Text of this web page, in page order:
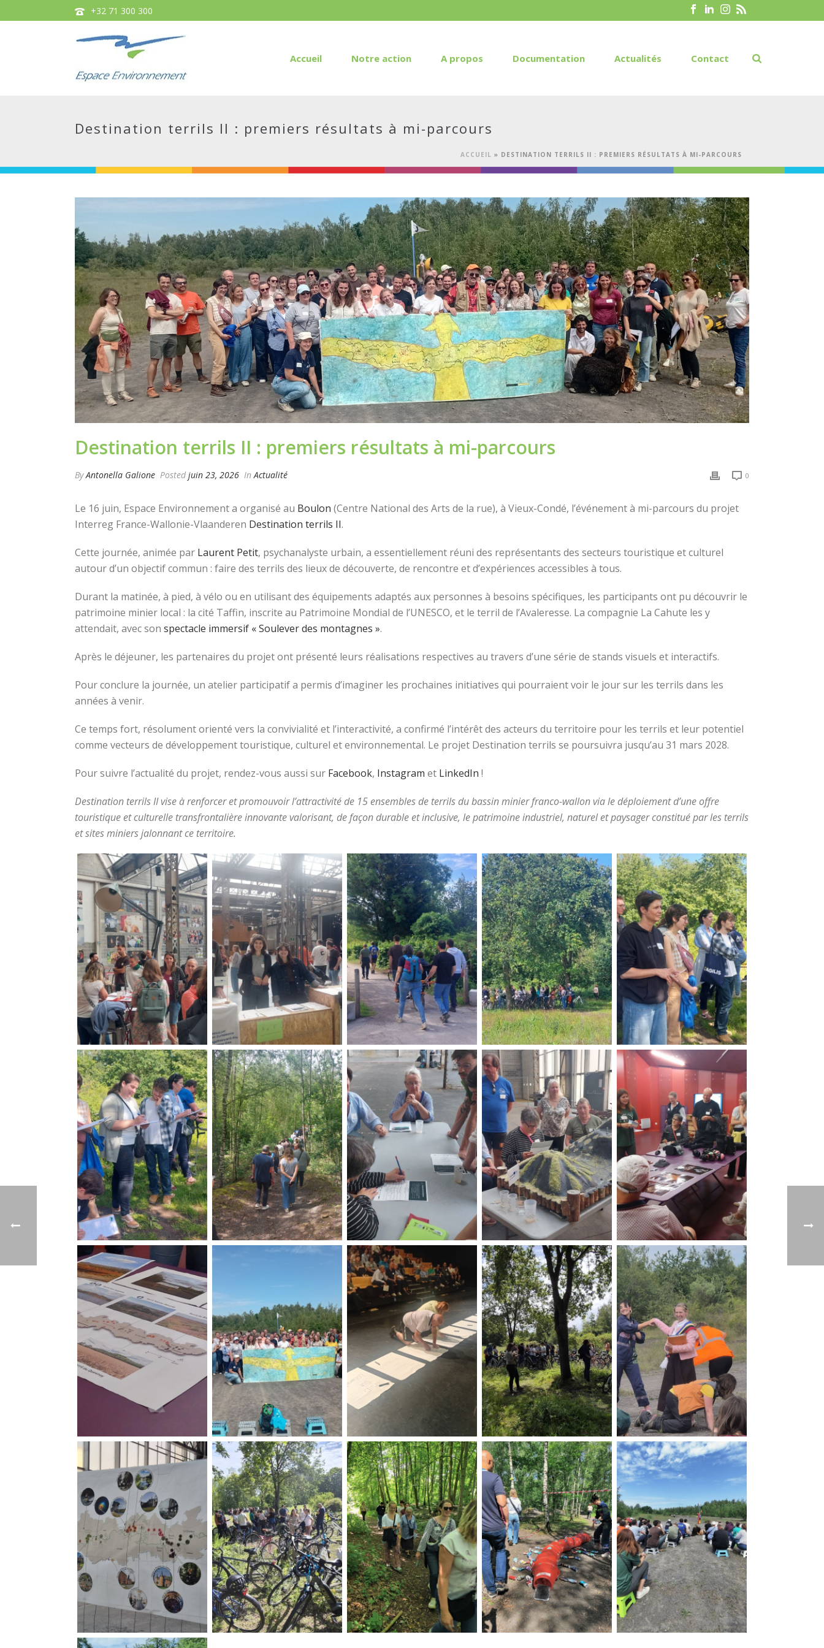
+32 71 300 300
Accueil Notre action A propos Documentation Actualités Contact
Destination terrils II : premiers résultats à mi-parcours
ACCUEIL » DESTINATION TERRILS II : PREMIERS RÉSULTATS À MI-PARCOURS
Destination terrils II : premiers résultats à mi-parcours
ByAntonella Galione Posted juin 23, 2026 InActualité 0
Le 16 juin, Espace Environnement a organisé au Boulon (Centre National des Arts de la rue), à Vieux-Condé, l’événement à mi-parcours du projet
Interreg France-Wallonie-Vlaanderen Destination terrils II.
Cette journée, animée par Laurent Petit, psychanalyste urbain, a essentiellement réuni des représentants des secteurs touristique et culturel
autour d’un objectif commun : faire des terrils des lieux de découverte, de rencontre et d’expériences accessibles à tous.
Durant la matinée, à pied, à vélo ou en utilisant des équipements adaptés aux personnes à besoins spécifiques, les participants ont pu découvrir le
patrimoine minier local : la cité Taffin, inscrite au Patrimoine Mondial de l’UNESCO, et le terril de l’Avaleresse. La compagnie La Cahute les y
attendait, avec son spectacle immersif « Soulever des montagnes ».
Après le déjeuner, les partenaires du projet ont présenté leurs réalisations respectives au travers d’une série de stands visuels et interactifs.
Pour conclure la journée, un atelier participatif a permis d’imaginer les prochaines initiatives qui pourraient voir le jour sur les terrils dans les
années à venir.
Ce temps fort, résolument orienté vers la convivialité et l’interactivité, a confirmé l’intérêt des acteurs du territoire pour les terrils et leur potentiel
comme vecteurs de développement touristique, culturel et environnemental. Le projet Destination terrils se poursuivra jusqu’au 31 mars 2028.
Pour suivre l’actualité du projet, rendez-vous aussi sur Facebook, Instagram et LinkedIn !
Destination terrils II vise à renforcer et promouvoir l’attractivité de 15 ensembles de terrils du bassin minier franco-wallon via le déploiement d’une offre
touristique et culturelle transfrontalière innovante valorisant, de façon durable et inclusive, le patrimoine industriel, naturel et paysager constitué par les terrils
et sites miniers jalonnant ce territoire.